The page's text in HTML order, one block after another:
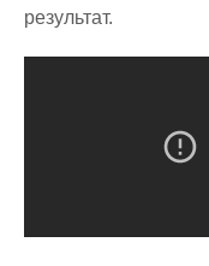
результат.